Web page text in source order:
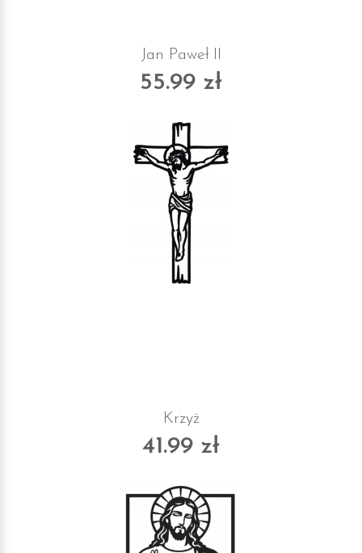
Jan Paweł II
55.99 zł
Krzyż
41.99 zł